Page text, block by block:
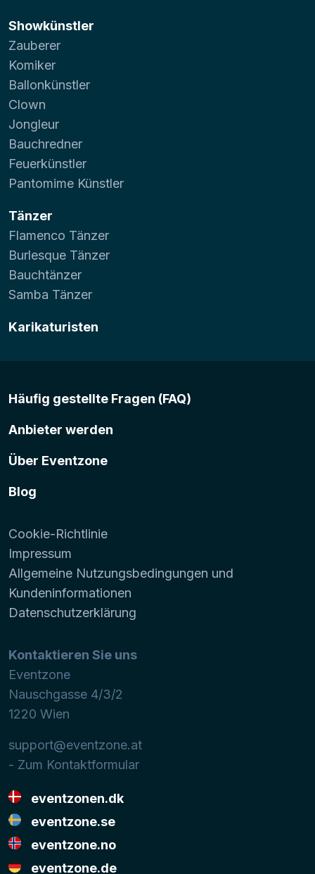
Showkünstler
Zauberer
Komiker
Ballonkünstler
Clown
Jongleur
Bauchredner
Feuerkünstler
Pantomime Künstler
Tänzer
Flamenco Tänzer
Burlesque Tänzer
Bauchtänzer
Samba Tänzer
Karikaturisten
Häufig gestellte Fragen (FAQ)
Anbieter werden
Über Eventzone
Blog
Cookie-Richtlinie
Impressum
Allgemeine Nutzungsbedingungen und
Kundeninformationen
Datenschutzerklärung
Kontaktieren Sie uns
Eventzone
Nauschgasse 4/3/2
1220 Wien
support@eventzone.at
- Zum Kontaktformular
eventzonen.dk
eventzone.se
eventzone.no
eventzone.de